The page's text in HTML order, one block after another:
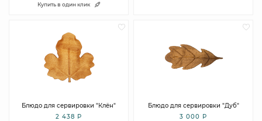
Купить в один клик
Блюдо для сервировки "Клён"
2 438 Р
Блюдо для сервировки "Дуб"
3 000 Р